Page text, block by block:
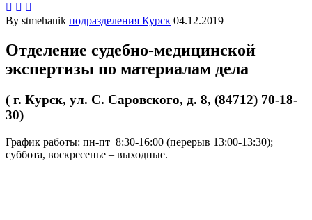
  
By stmehanik подразделения Курск 04.12.2019
Отделение судебно-медицинской
экспертизы по материалам дела
( г. Курск, ул. С. Саровского, д. 8, (84712) 70-18-
30)
График работы: пн-пт 8:30-16:00 (перерыв 13:00-13:30);
суббота, воскресенье – выходные.